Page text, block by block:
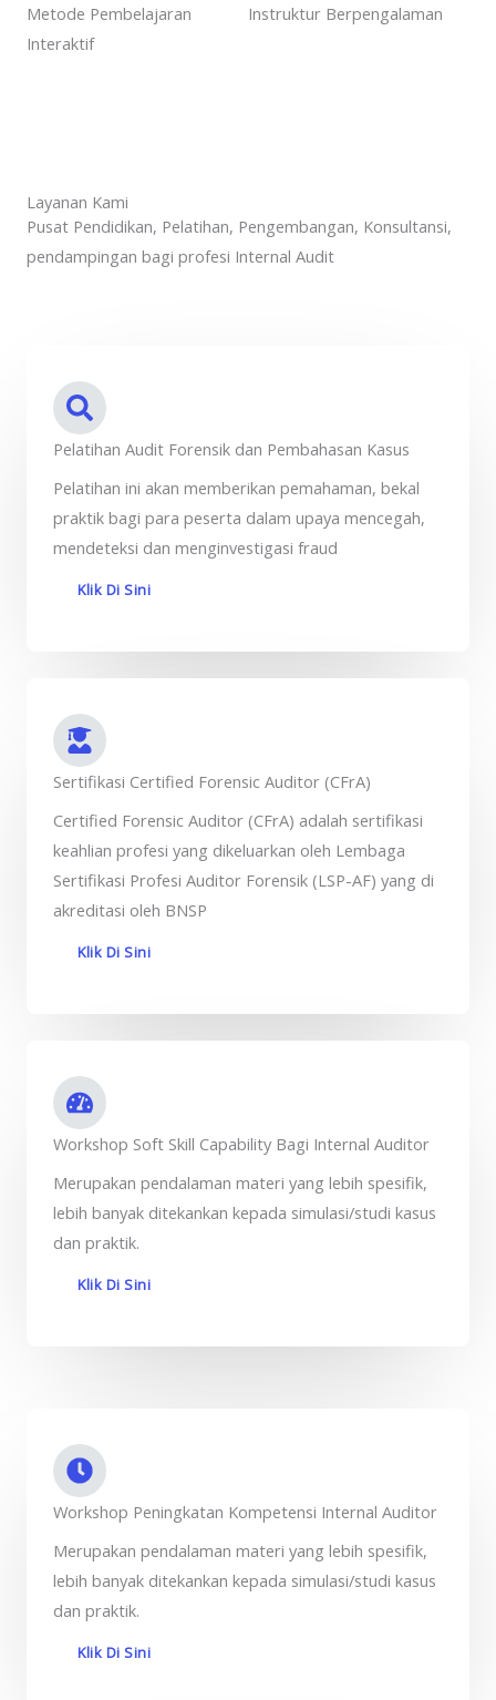
Metode Pembelajaran
Interaktif
Instruktur Berpengalaman
Layanan Kami
Pusat Pendidikan, Pelatihan, Pengembangan, Konsultansi,
pendampingan bagi profesi Internal Audit
Pelatihan Audit Forensik dan Pembahasan Kasus
Pelatihan ini akan memberikan pemahaman, bekal
praktik bagi para peserta dalam upaya mencegah,
mendeteksi dan menginvestigasi fraud
Klik Di Sini
Sertifikasi Certified Forensic Auditor (CFrA)
Certified Forensic Auditor (CFrA) adalah sertifikasi
keahlian profesi yang dikeluarkan oleh Lembaga
Sertifikasi Profesi Auditor Forensik (LSP-AF) yang di
akreditasi oleh BNSP
Klik Di Sini
Workshop Soft Skill Capability Bagi Internal Auditor
Merupakan pendalaman materi yang lebih spesifik,
lebih banyak ditekankan kepada simulasi/studi kasus
dan praktik.
Klik Di Sini
Workshop Peningkatan Kompetensi Internal Auditor
Merupakan pendalaman materi yang lebih spesifik,
lebih banyak ditekankan kepada simulasi/studi kasus
dan praktik.
Klik Di Sini